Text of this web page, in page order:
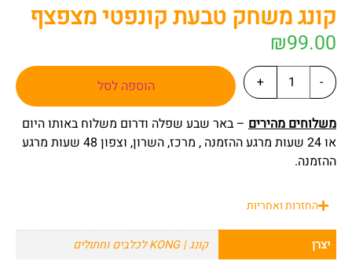
קונג משחק טבעת קונפטי מצפצף
₪99.00
-
+
הוספה לסל
משלוחים מהירים – באר שבע שפלה ודרום משלוח באותו היום
או 24 שעות מרגע ההזמנה , מרכז, השרון, וצפון 48 שעות מרגע
ההזמנה.
החזרות ואחריות
יצרן קונג | KONG לכלבים וחתולים